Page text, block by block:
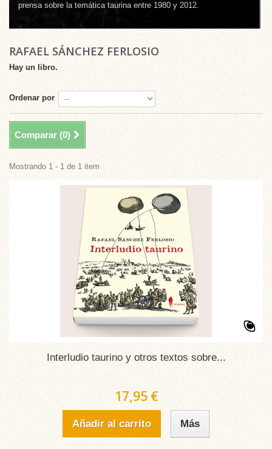
prensa sobre la temática taurina entre 1980 y 2012.
RAFAEL SÁNCHEZ FERLOSIO
Hay un libro.
Ordenar por
Comparar (0)
Mostrando 1 - 1 de 1 item
Interludio taurino y otros textos sobre...
17,95 €
Añadir al carrito Más